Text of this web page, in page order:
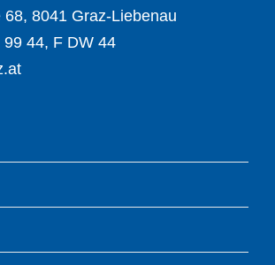
8041 Graz-Liebenau
99 44, F DW 44